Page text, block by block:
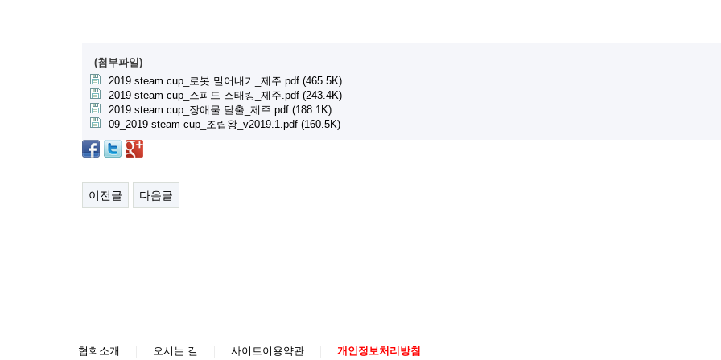
(첨부파일)
2019 steam cup_로봇 밀어내기_제주.pdf (465.5K)
2019 steam cup_스피드 스태킹_제주.pdf (243.4K)
2019 steam cup_장애물 탈출_제주.pdf (188.1K)
09_2019 steam cup_조립왕_v2019.1.pdf (160.5K)
이전글 다음글
협회소개 오시는 길 사이트이용약관 개인정보처리방침